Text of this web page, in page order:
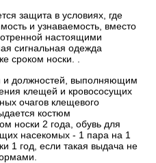
защита в условиях, где
и узнаваемость, вместо
настоящими
сигнальная одежда
сроком носки. .
и должностей, выполняющим
клещей и кровососущих
очагов клещевого
костюм
носки 2 года, обувь для
насекомых - 1 пара на 1
1 год, если такая выдача не